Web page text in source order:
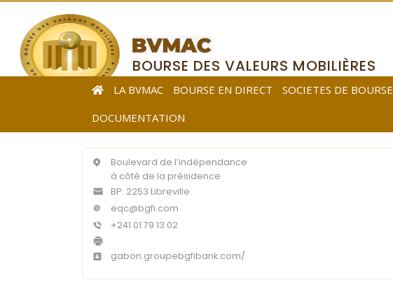
BOURSE DES VALEURS MOBILIÈRES
DE L’AFRIQUE CENTRALE
LA BVMAC BOURSE EN DIRECT SOCIETES DE BOURSE
DOCUMENTATION
Boulevard de l’indépendance
à côté de la présidence
BP: 2253 Libreville
eqc@bgfi.com
+241 01 79 13 02
gabon.groupebgfibank.com/